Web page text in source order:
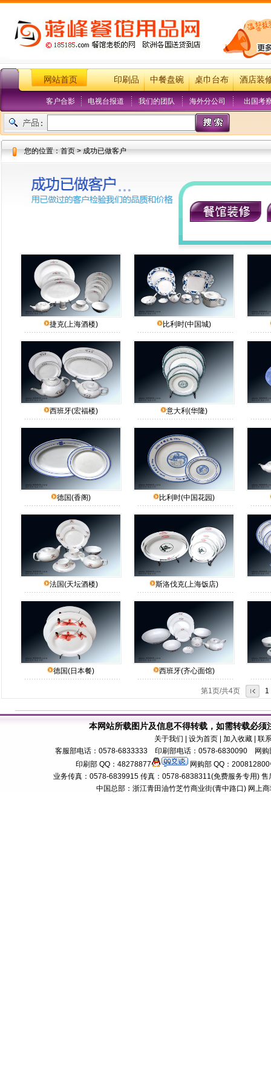
网站首页 印刷品 中餐盘碗 桌巾台布 酒店装
客户合影 电视台报道 我们的团队 海外分公司 出国考
您的位置：首页 > 成功已做客户
捷克(上海酒楼) 比利时(中国城)
西班牙(宏福楼) 意大利(华隆)
德国(香阁) 比利时(中国花园)
法国(天坛酒楼) 斯洛伐克(上海饭店)
德国(日本餐) 西班牙(齐心面馆)
第1页/共4页 1
本网站所载图片及信息不得转载，如需转载必
关于我们
| 设为首页 | 加入收藏 |
客服部电话：0578-6833333 印刷部电话：0578-6830090 网
印刷部 QQ：48278877
网购部 QQ：200812800
业务传真：0578-6839915 传真：0578-6838311(免费服务专用)
中国总部：浙江青田油竹芝竹商业街(青中路口) 网上